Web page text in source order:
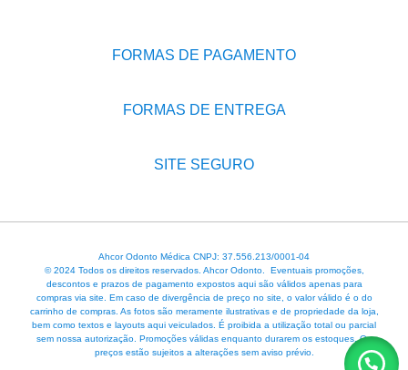
FORMAS DE PAGAMENTO
FORMAS DE ENTREGA
SITE SEGURO
Ahcor Odonto Médica CNPJ: 37.556.213/0001-04
© 2024 Todos os direitos reservados. Ahcor Odonto. Eventuais promoções,
descontos e prazos de pagamento expostos aqui são válidos apenas para
compras via site. Em caso de divergência de preço no site, o valor válido é o do
carrinho de compras. As fotos são meramente ilustrativas e de propriedade da loja,
bem como textos e layouts aqui veiculados. É proibida a utilização total ou parcial
sem nossa autorização. Promoções válidas enquanto durarem os estoques. Os
preços estão sujeitos a alterações sem aviso prévio.